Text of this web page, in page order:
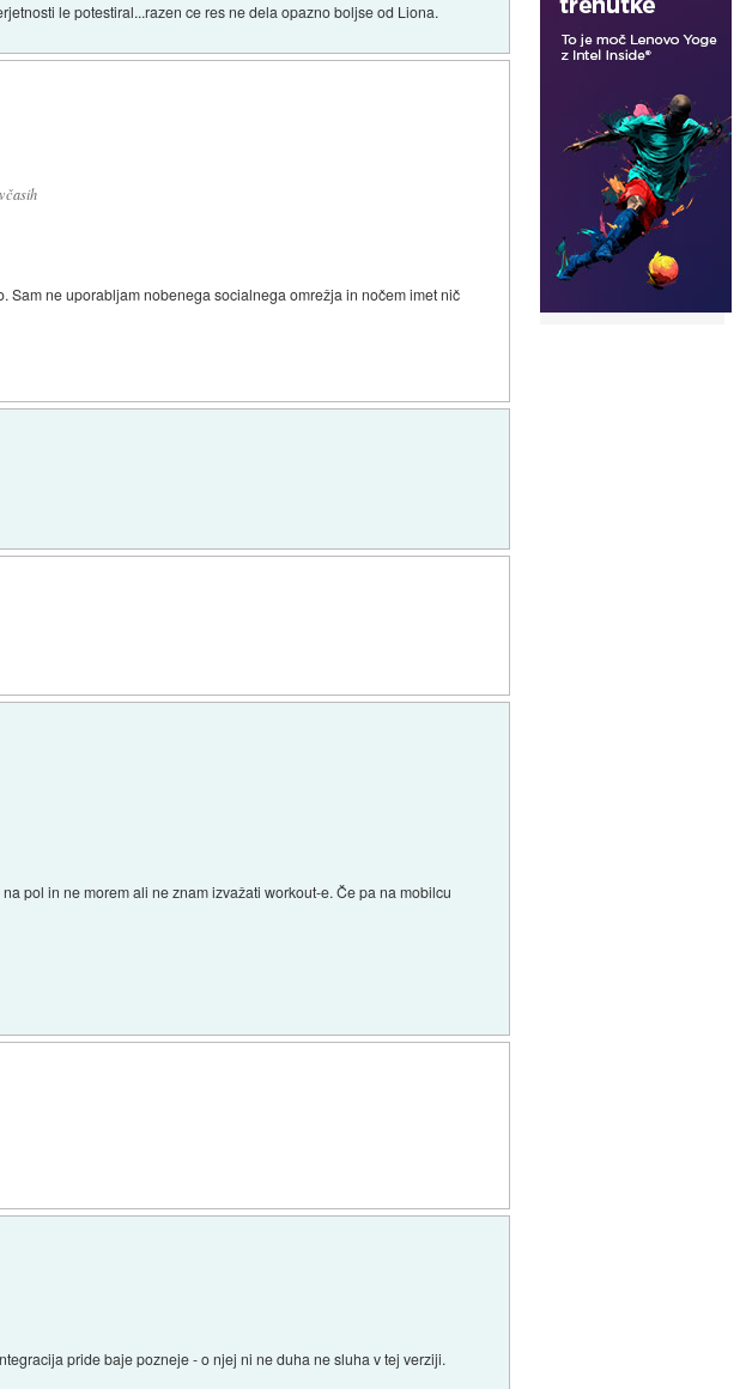
le potestiral...razen ce res ne dela opazno boljse od Liona.
ne uporabljam nobenega socialnega omrežja in nočem imet nič
pol in ne morem ali ne znam izvažati workout-e. Če pa na mobilcu
pride baje pozneje - o njej ni ne duha ne sluha v tej verziji.